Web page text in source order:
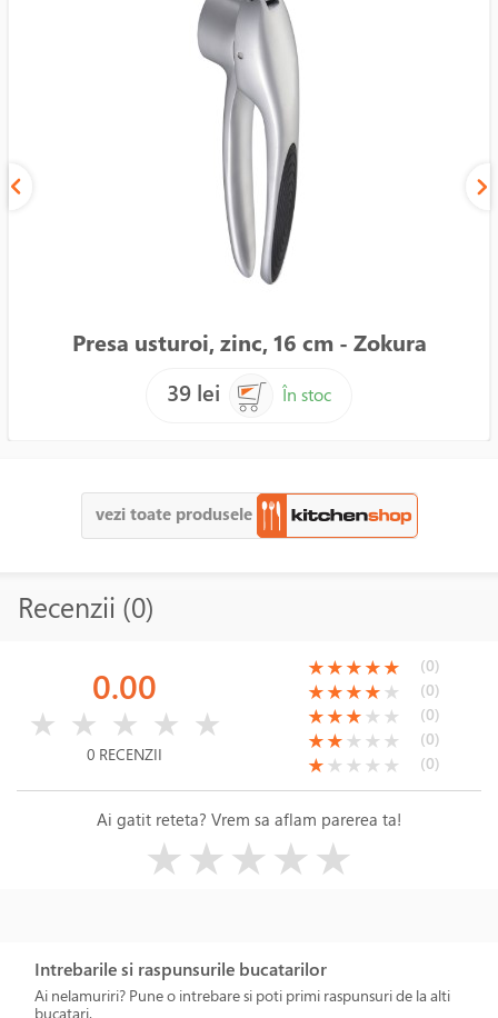
Presa usturoi, zinc, 16 cm - Zokura
39 lei
În stoc
vezi toate produsele
Recenzii (0)
0.00
★ ★ ★ ★ ★
0 RECENZII
(*)
★(*)
★(*)
★(*)
★(*)
★ (0)
(*)
★(*)
★(*)
★(*)
★( )
★ (0)
(*)
★(*)
★(*)
★( )
★ ( )
★ (0)
(*)
★(*)
★( )
★ ( )
★ ( )
★ (0)
(*)
★( )
★ ( )
★ ( )
★ ( )
★ (0)
Ai gatit reteta? Vrem sa aflam parerea ta!
★★★★★
Intrebarile si raspunsurile bucatarilor
Ai nelamuriri? Pune o intrebare si poti primi raspunsuri de la alti
bucatari.